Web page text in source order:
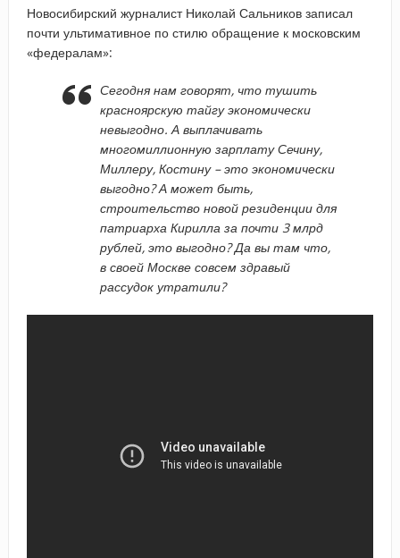
Новосибирский журналист Николай Сальников записал
почти ультимативное по стилю обращение к московским
«федералам»:
Сегодня нам говорят, что тушить
красноярскую тайгу экономически
невыгодно. А выплачивать
многомиллионную зарплату Сечину,
Миллеру, Костину – это экономически
выгодно? А может быть,
строительство новой резиденции для
патриарха Кирилла за почти 3 млрд
рублей, это выгодно? Да вы там что,
в своей Москве совсем здравый
рассудок утратили?